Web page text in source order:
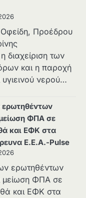
Προέδρου
διαχείριση των
και η παροχή
υγιεινού νερού…
μείωση ΦΠΑ σε
και ΕΦΚ στα
Ε.Ε.Α.-Pulse
ερωτηθέντων
μείωση ΦΠΑ σε
και ΕΦΚ στα